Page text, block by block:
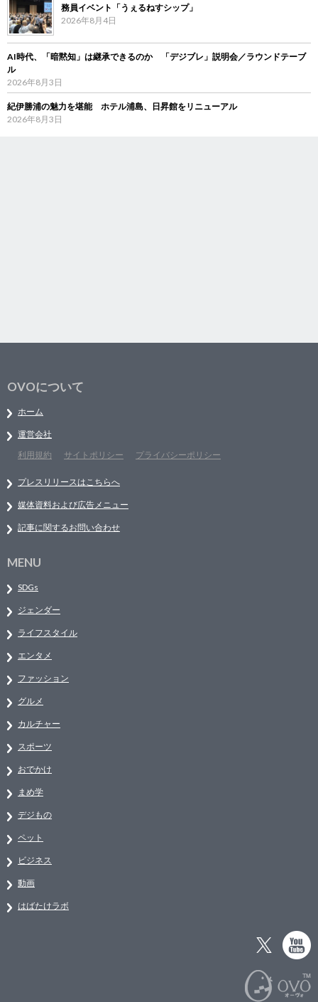
務員イベント「うぇるねすシップ」
2026年8月4日
AI時代、「暗黙知」は継承できるのか 「デジブレ」説明会／ラウンドテーブ
ル
2026年8月3日
紀伊勝浦の魅力を堪能 ホテル浦島、日昇館をリニューアル
2026年8月3日
OVOについて
ホーム
運営会社
利用規約
サイトポリシー プライバシーポリシー
プレスリリースはこちらへ
媒体資料および広告メニュー
記事に関するお問い合わせ
MENU
SDGs
ジェンダー
ライフスタイル
エンタメ
ファッション
グルメ
カルチャー
スポーツ
おでかけ
まめ学
デジもの
ペット
ビジネス
動画
はばたけラボ